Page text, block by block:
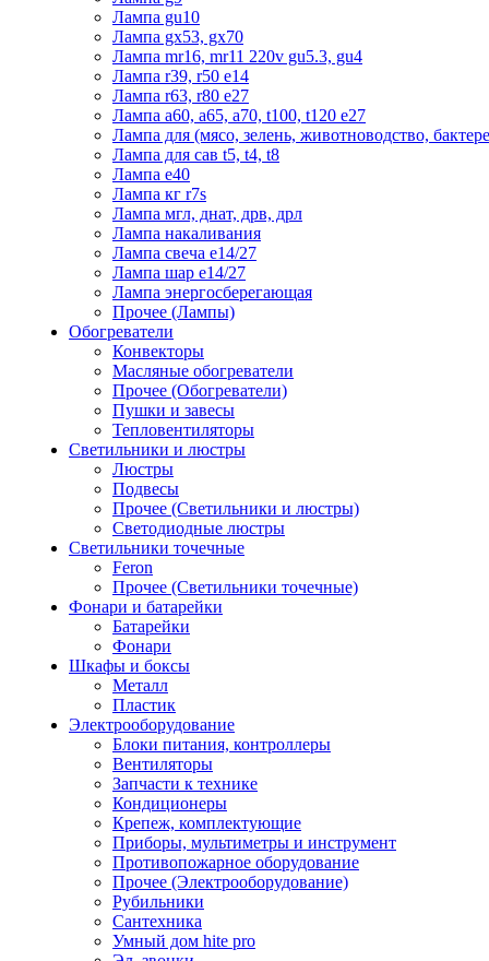
Лампа gu10
Лампа gx53, gx70
Лампа mr16, mr11 220v gu5.3, gu4
Лампа r39, r50 е14
Лампа r63, r80 е27
Лампа а60, а65, а70, t100, t120 е27
Лампа для (мясо, зелень, животноводство,
Лампа для сав t5, t4, t8
Лампа е40
Лампа кг r7s
Лампа мгл, днат, дрв, дрл
Лампа накаливания
Лампа свеча е14/27
Лампа шар е14/27
Лампа энергосберегающая
Прочее (Лампы)
Обогреватели
Конвекторы
Масляные обогреватели
Прочее (Обогреватели)
Пушки и завесы
Тепловентиляторы
Светильники и люстры
Люстры
Подвесы
Прочее (Светильники и люстры)
Светодиодные люстры
Светильники точечные
Feron
Прочее (Светильники точечные)
Фонари и батарейки
Батарейки
Фонари
Шкафы и боксы
Металл
Пластик
Электрооборудование
Блоки питания, контроллеры
Вентиляторы
Запчасти к технике
Кондиционеры
Крепеж, комплектующие
Приборы, мультиметры и инструмент
Противопожарное оборудование
Прочее (Электрооборудование)
Рубильники
Сантехника
Умный дом hite pro